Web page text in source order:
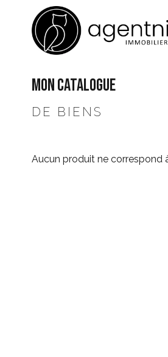
MON CATALOGUE
DE BIENS
Aucun produit ne correspond